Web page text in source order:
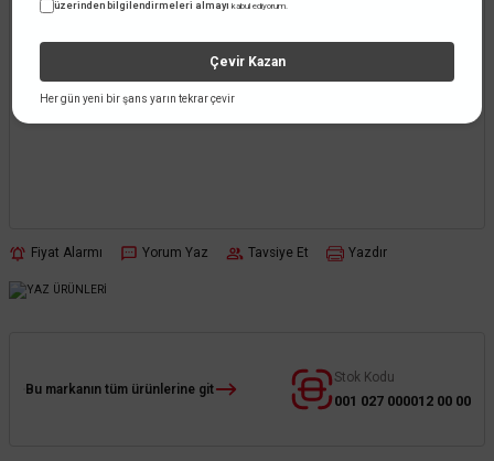
Fiyat Alarmı Yorum Yaz Tavsiye Et Yazdır
Bu markanın tüm ürünlerine git
Stok Kodu
001 027 000012 00 00
üzerinden bilgilendirmeleri almayı kabul ediyorum.
Çevir Kazan
Her gün yeni bir şans yarın tekrar çevir